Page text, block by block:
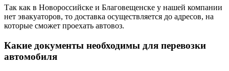
Так как в Новороссийске и Благовещенске у нашей компании
нет эвакуаторов, то доставка осуществляется до адресов, на
которые сможет проехать автовоз.
Какие документы необходимы для перевозки
автомобиля